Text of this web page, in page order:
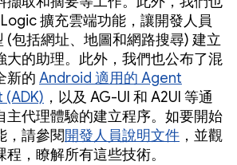
擴充雲端功能，讓開發人員
(包括網址、地圖和網路搜尋) 建立
大的助理。此外，我們也公布了混
新的 Android 適用的 Agent
(ADK) ，以及 AG-UI 和 A2UI 等通
主代理體驗的建立程序。如要開始
，請參閱開發人員說明文件 ，並觀
，瞭解所有這些技術。